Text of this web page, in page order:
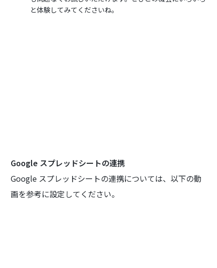
と体験してみてくださいね。
Google スプレッドシートの連携
Google スプレッドシートの連携については、以下の動
画を参考に設定してください。